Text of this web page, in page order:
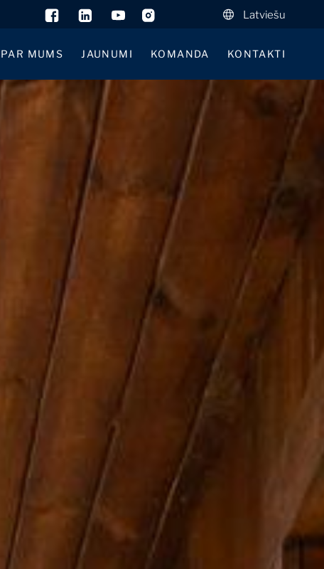
Latviešu
PAR MUMS JAUNUMI KOMANDA KONTAKTI